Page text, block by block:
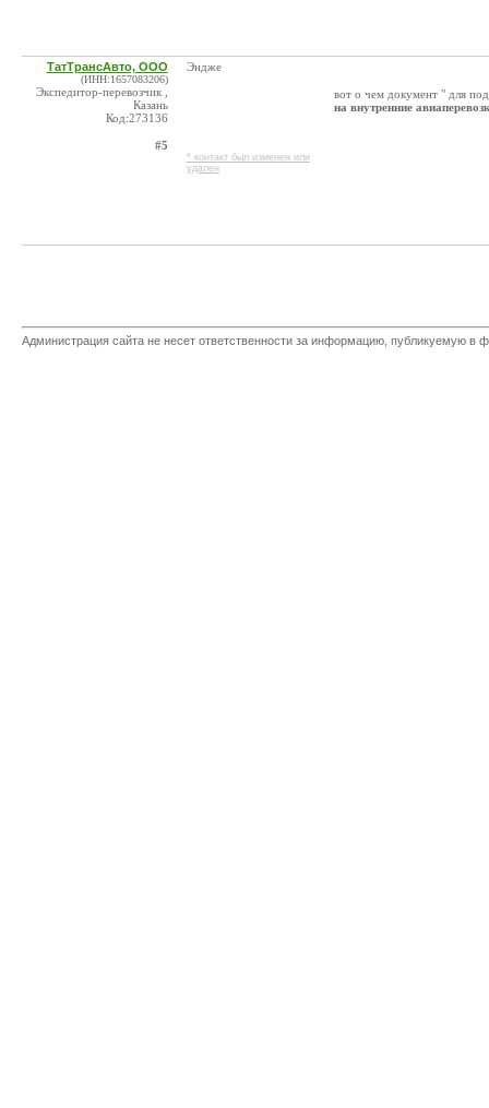
ТатТрансАвто, ООО
(ИНН:1657083206)
Экспедитор-перевозчик ,
Казань
Код:273136
#5
Эндже
* контакт был изменен или
удален
вот о чем документ " для
на внутренние
Администрация сайта не несет ответственности за информацию, публикуемую